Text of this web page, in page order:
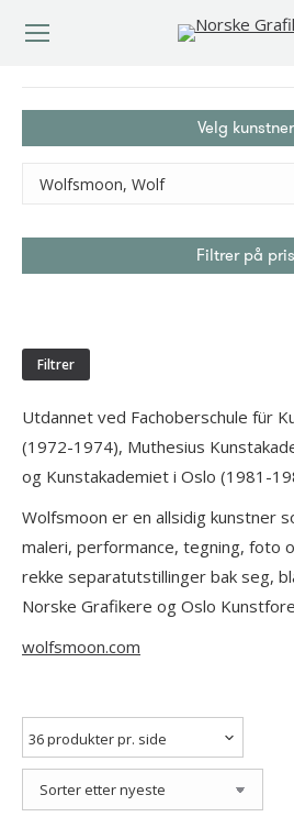
Velg kunstner
Filtrer på pris
Filtrer
Utdannet ved Fachoberschule für
(1972-1974), Muthesius
og Kunstakademiet i Oslo (1981-
Wolfsmoon er en allsidig kunstner
maleri, performance, tegning, foto
rekke separatutstillinger bak seg,
Norske Grafikere og Oslo
wolfsmoon.com